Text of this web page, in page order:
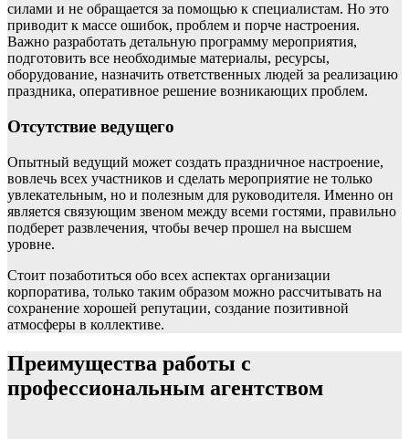
силами и не обращается за помощью к специалистам. Но это
приводит к массе ошибок, проблем и порче настроения.
Важно разработать детальную программу мероприятия,
подготовить все необходимые материалы, ресурсы,
оборудование, назначить ответственных людей за реализацию
праздника, оперативное решение возникающих проблем.
Отсутствие ведущего
Опытный ведущий может создать праздничное настроение,
вовлечь всех участников и сделать мероприятие не только
увлекательным, но и полезным для руководителя. Именно он
является связующим звеном между всеми гостями, правильно
подберет развлечения, чтобы вечер прошел на высшем
уровне.
Стоит позаботиться обо всех аспектах организации
корпоратива, только таким образом можно рассчитывать на
сохранение хорошей репутации, создание позитивной
атмосферы в коллективе.
Преимущества работы с
профессиональным агентством